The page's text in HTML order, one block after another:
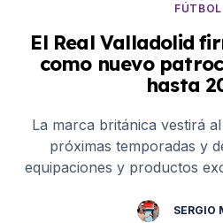
FÚTBOL
El Real Valladolid
como nuevo
hasta
La marca británica vestirá
próximas temporadas y
equipaciones y productos
SERGIO